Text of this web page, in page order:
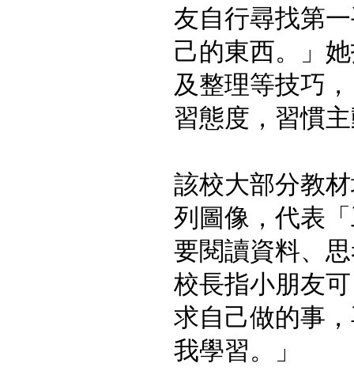
友自行尋找第
己的東西。」
及整理等技巧
習態度，習慣
該校大部分教
列圖像，代表
要閱讀資料、
校長指小朋友
求自己做的事
我學習。」